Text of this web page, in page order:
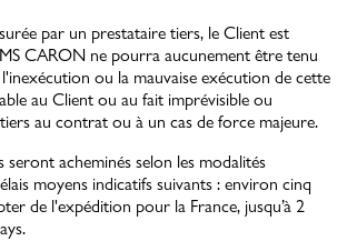
par un prestataire tiers, le Client est
CARON ne pourra aucunement être tenu
ou la mauvaise exécution de cette
au Client ou au fait imprévisible ou
au contrat ou à un cas de force majeure.
seront acheminés selon les modalités
moyens indicatifs suivants : environ cinq
de l'expédition pour la France, jusqu’à 2